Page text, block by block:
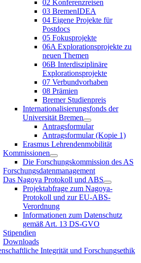
02 Konferenzreisen
03 BremenIDEA
04 Eigene Projekte für
Postdocs
05 Fokusprojekte
06A Explorationsprojekte zu
neuen Themen
06B Interdisziplinäre
Explorationsprojekte
07 Verbundvorhaben
08 Prämien
Bremer Studienpreis
Internationalisierungsfonds der
Universität Bremen
Antragsformular
Antragsformular (Kopie 1)
Erasmus Lehrendenmobilität
Kommissionen
Die Forschungskommission des AS
Forschungsdatenmanagement
Das Nagoya Protokoll und ABS
Projektabfrage zum Nagoya-
Protokoll und zur EU-ABS-
Verordnung
Informationen zum Datenschutz
gemäß Art. 13 DS-GVO
Stipendien
Downloads
Integrität und Forschungsethik